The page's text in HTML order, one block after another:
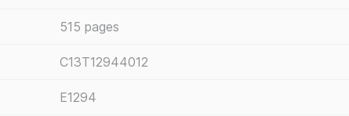
515 pages
C13T12944012
E1294